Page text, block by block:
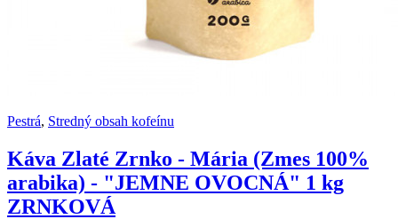
Pestrá, Stredný obsah kofeínu
Káva Zlaté Zrnko - Mária (Zmes 100%
arabika) - "JEMNE OVOCNÁ" 1 kg
ZRNKOVÁ